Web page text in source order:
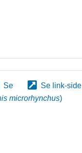
Se
Se link-side
microrhynchus)